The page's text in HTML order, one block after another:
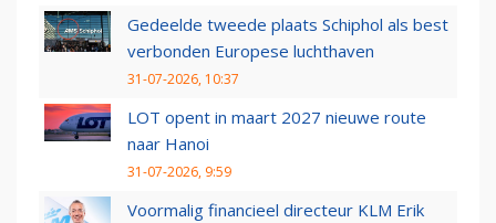
Gedeelde tweede plaats Schiphol als best
verbonden Europese luchthaven
31-07-2026, 10:37
LOT opent in maart 2027 nieuwe route
naar Hanoi
31-07-2026, 9:59
Voormalig financieel directeur KLM Erik